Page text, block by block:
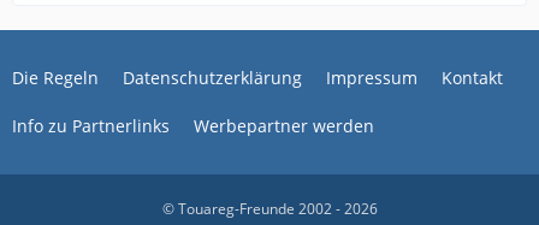
Die Regeln Datenschutzerklärung Impressum Kontakt
Info zu Partnerlinks Werbepartner werden
© Touareg-Freunde 2002 - 2026